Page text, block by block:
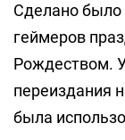
Сделано было
геймеров
Рождеством.
переиздания
была